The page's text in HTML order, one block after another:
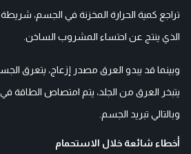
تراجع كمية الحرارة المخزنة في الجسم،
الذي ينتج عن احتساء المشروب الساخن.
وبينما قد يبدو العرق مصدر إزعاج، يتعرق
يتبخر العرق من الجلد، يتم امتصاص الطاقة
وبالتالي تبريد الجسم.
أخطاء شائعة خلال الاستحمام